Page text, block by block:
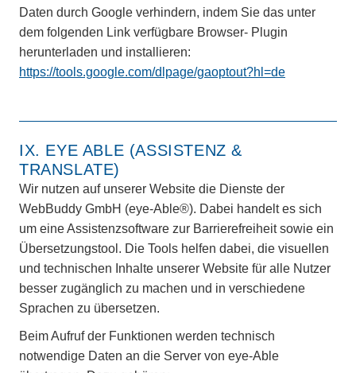
Daten durch Google verhindern, indem Sie das unter
dem folgenden Link verfügbare Browser- Plugin
herunterladen und installieren:
https://tools.google.com/dlpage/gaoptout?hl=de
IX. EYE ABLE (ASSISTENZ &
TRANSLATE)
Wir nutzen auf unserer Website die Dienste der
WebBuddy GmbH (eye-Able®). Dabei handelt es sich
um eine Assistenzsoftware zur Barrierefreiheit sowie ein
Übersetzungstool. Die Tools helfen dabei, die visuellen
und technischen Inhalte unserer Website für alle Nutzer
besser zugänglich zu machen und in verschiedene
Sprachen zu übersetzen.
Beim Aufruf der Funktionen werden technisch
notwendige Daten an die Server von eye-Able